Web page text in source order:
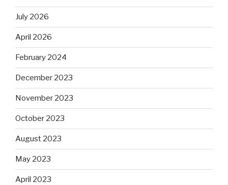
July 2026
April 2026
February 2024
December 2023
November 2023
October 2023
August 2023
May 2023
April 2023